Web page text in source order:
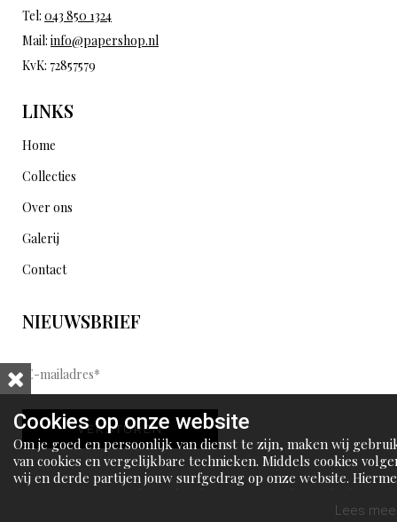
Tel: 043 850 1324
Mail: info@papershop.nl
KvK: 72857579
LINKS
Home
Collecties
Over ons
Galerij
Contact
NIEUWSBRIEF
E
-
m
a
i
l
VERSTUREN
Cookies op onze website
Om je goed en persoonlijk van dienst te zijn, maken wij
van cookies en vergelijkbare technieken. Middels cookies
wij en derde partijen jouw surfgedrag op onze website.
Lees